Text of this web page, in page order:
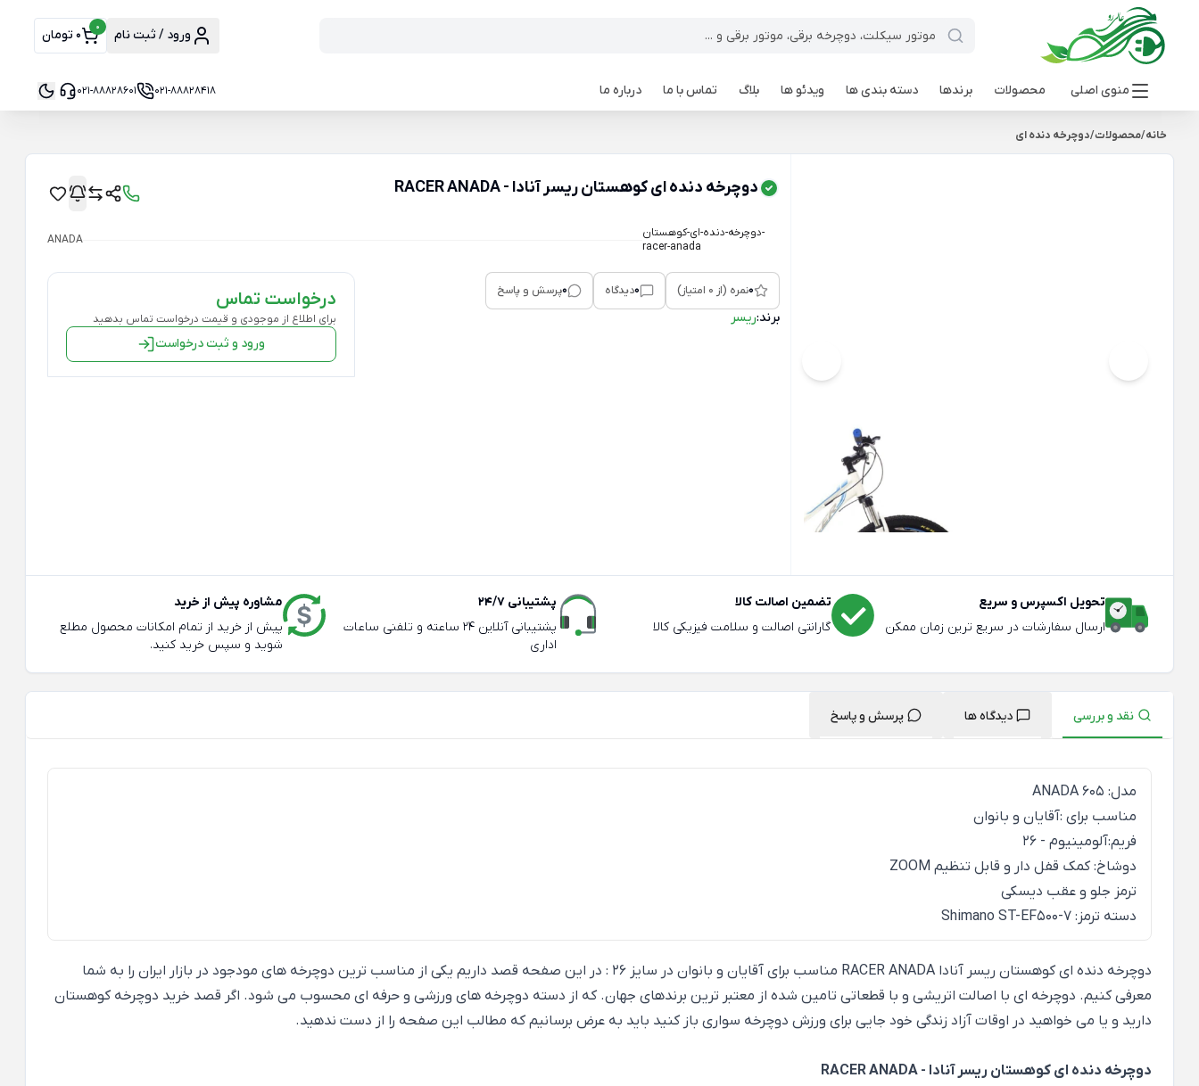
ورود / ثبت نام 0 0 تومان
منوی اصلی محصولات برندها دسته بندی ها ویدئو ها بلاگ تماس با ما درباره ما 021-88828418
021-88828601
خانه/محصولات/دوچرخه دنده ای
دوچرخه دنده ای کوهستان ریسر آنادا - RACER ANADA
دوچرخه-دنده-ای-کوهستان-
racer-anada
ANADA
0نمره (از 0 امتیاز) 0دیدگاه 0پرسش و پاسخ
برند:ریسر
درخواست تماس
برای اطلاع از موجودی و قیمت درخواست تماس بدهید
ورود و ثبت درخواست
تحویل اکسپرس و سریع
ارسال سفارشات در سریع ترین زمان ممکن
تضمین اصالت کالا
گارانتی اصالت و سلامت فیزیکی کالا
پشتیبانی 24/7
پشتیبانی آنلاین 24 ساعته و تلفنی ساعات
اداری
مشاوره پیش از خرید
پیش از خرید از تمام امکانات محصول مطلع
شوید و سپس خرید کنید.
نقد و بررسی دیدگاه ها پرسش و پاسخ
مدل: ANADA 605
مناسب برای :آﻗﺎﯾﺎن و ﺑﺎﻧﻮان
فریم:آﻟﻮﻣﯿﻨﯿﻮم - 26
دوشاخ: ﮐﻤﮏ ﻗﻔﻞ دار و ﻗﺎﺑﻞ ﺗﻨﻈﯿﻢ ZOOM
ترمز جلو و عقب دیسکی
دسته ترمز: Shimano ST-EF500-7
دوچرخه دنده ای کوهستان ریسر آنادا RACER ANADA مناسب برای آقایان و بانوان در سایز 26 : در این صفحه قصد داریم یکی از مناسب ترین دوچرخه های مودجود در بازار ایران را به شما
معرفی کنیم. دوچرخه ای با اصالت اتریشی و با قطعاتی تامین شده از معتبر ترین برندهای جهان. که از دسته دوچرخه های ورزشی و حرفه ای محسوب می شود. اگر قصد خرید دوچرخه کوهستان
دارید و یا می خواهید در اوقات آزاد زندگی خود جایی برای ورزش دوچرخه سواری باز کنید باید به عرض برسانیم که مطالب این صفحه را از دست ندهید.
دوچرخه دنده ای کوهستان ریسر آنادا - RACER ANADA